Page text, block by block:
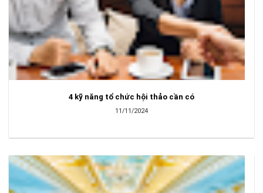
4 kỹ năng tổ chức hội thảo cần có
11/11/2024